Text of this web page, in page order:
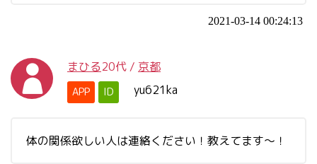
2021-03-14 00:24:13
まひる20代 / 京都
APP ID yu621ka
体の関係欲しい人は連絡ください！教えてます～！